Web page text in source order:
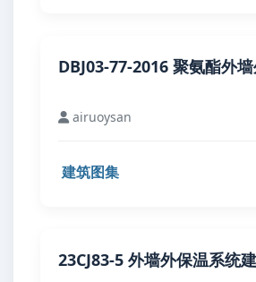
DBJ03-77-2016 聚氨酯外
airuoysan
建筑图集
23CJ83-5 外墙外保温系统